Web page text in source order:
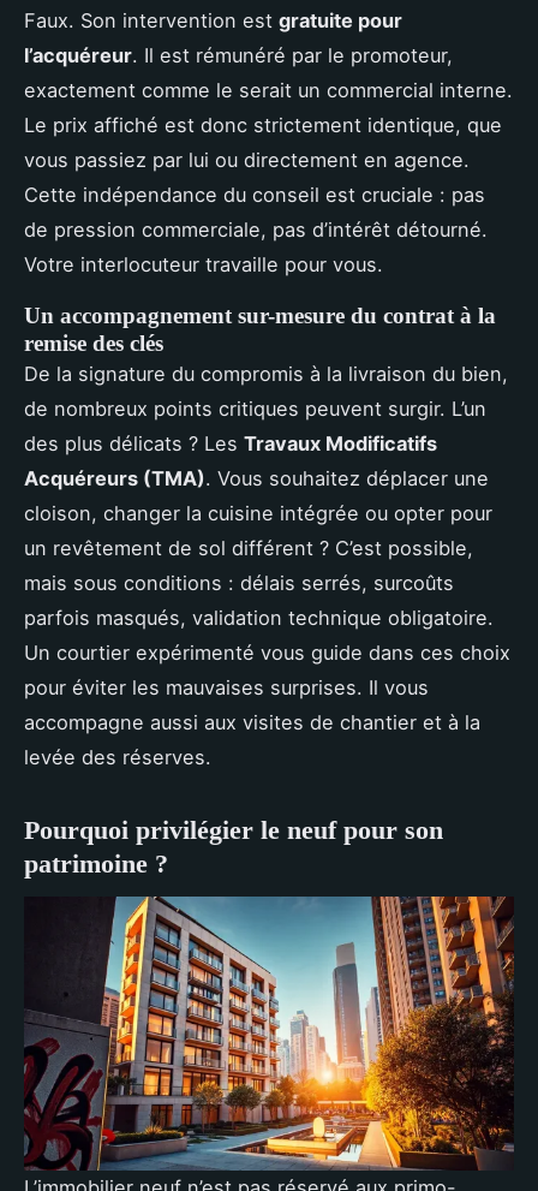
Faux. Son intervention est gratuite pour
l’acquéreur. Il est rémunéré par le promoteur,
exactement comme le serait un commercial interne.
Le prix affiché est donc strictement identique, que
vous passiez par lui ou directement en agence.
Cette indépendance du conseil est cruciale : pas
de pression commerciale, pas d’intérêt détourné.
Votre interlocuteur travaille pour vous.
Un accompagnement sur-mesure du contrat à la
remise des clés
De la signature du compromis à la livraison du bien,
de nombreux points critiques peuvent surgir. L’un
des plus délicats ? Les Travaux Modificatifs
Acquéreurs (TMA). Vous souhaitez déplacer une
cloison, changer la cuisine intégrée ou opter pour
un revêtement de sol différent ? C’est possible,
mais sous conditions : délais serrés, surcoûts
parfois masqués, validation technique obligatoire.
Un courtier expérimenté vous guide dans ces choix
pour éviter les mauvaises surprises. Il vous
accompagne aussi aux visites de chantier et à la
levée des réserves.
Pourquoi privilégier le neuf pour son
patrimoine ?